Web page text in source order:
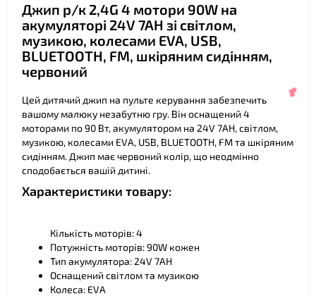
Джип р/к 2,4G 4 мотори 90W на
акумуляторі 24V 7AH зі світлом,
музикою, колесами EVA, USB,
BLUETOOTH, FM, шкіряним сидінням,
червоний
Цей дитячий джип на пульте керування забезпечить
вашому малюку незабутню гру. Він оснащений 4
моторами по 90 Вт, акумулятором на 24V 7AH, світлом,
музикою, колесами EVA, USB, BLUETOOTH, FM та шкіряним
сидінням. Джип має червоний колір, що неодмінно
сподобається вашій дитині.
Характеристики товару:
Кількість моторів: 4
Потужність моторів: 90W кожен
Тип акумулятора: 24V 7AH
Оснащений світлом та музикою
Колеса: EVA